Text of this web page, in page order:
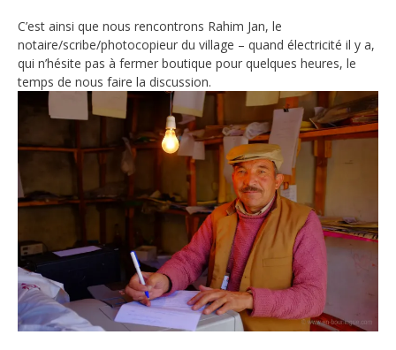
C’est ainsi que nous rencontrons Rahim Jan, le
notaire/scribe/photocopieur du village – quand électricité il y a,
qui n’hésite pas à fermer boutique pour quelques heures, le
temps de nous faire la discussion.